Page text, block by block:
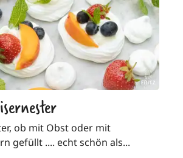
ob mit Obst oder mit
gefüllt .... echt schön als...